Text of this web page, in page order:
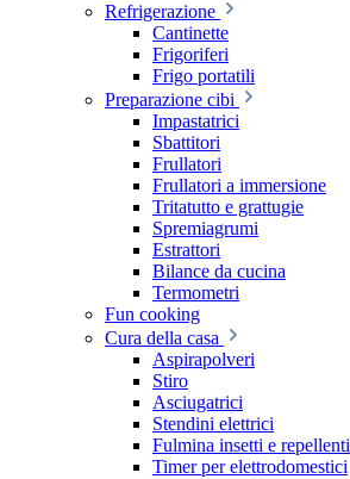
Refrigerazione
Cantinette
Frigoriferi
Frigo portatili
Preparazione cibi
Impastatrici
Sbattitori
Frullatori
Frullatori a immersione
Tritatutto e grattugie
Spremiagrumi
Estrattori
Bilance da cucina
Termometri
Fun cooking
Cura della casa
Aspirapolveri
Stiro
Asciugatrici
Stendini elettrici
Fulmina insetti e repellenti
Timer per elettrodomestici